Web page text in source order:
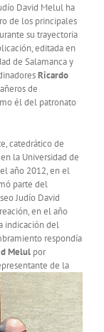
David Melul ha
de los principales
su trayectoria
editada en
de Salamanca y
Ricardo
de
él del patronato
catedrático de
la Universidad de
año 2012, en el
parte del
Judío David
en el año
indicación del
respondía
Melul por
de la